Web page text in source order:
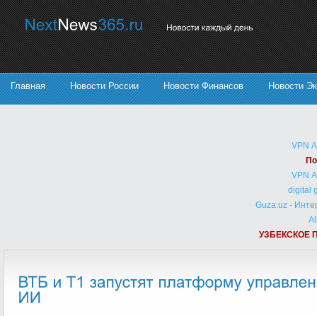
Главная Новости России Новости Финансов Новости
VPN
VPN
digital
Guza.uz -
УЗБЕКСКОЕ